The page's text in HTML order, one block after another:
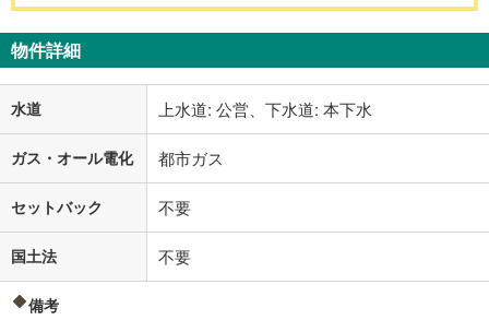
物件詳細
水道 上水道: 公営、下水道: 本下水
ガス・オール電化 都市ガス
セットバック 不要
国土法 不要
備考